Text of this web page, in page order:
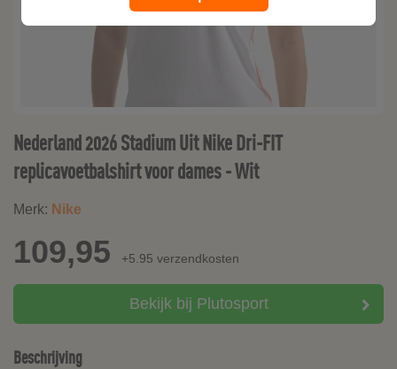
Nederland 2026 Stadium Uit Nike Dri-FIT
replicavoetbalshirt voor dames - Wit
Merk: Nike
109,95 +5.95 verzendkosten
Bekijk bij Plutosport
Beschrijving